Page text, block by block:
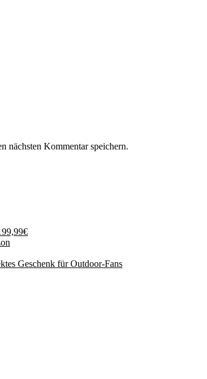
nächsten Kommentar speichern.
Geschenk für Outdoor-Fans